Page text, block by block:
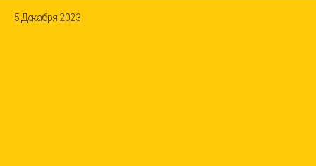
5 Декабря 2023